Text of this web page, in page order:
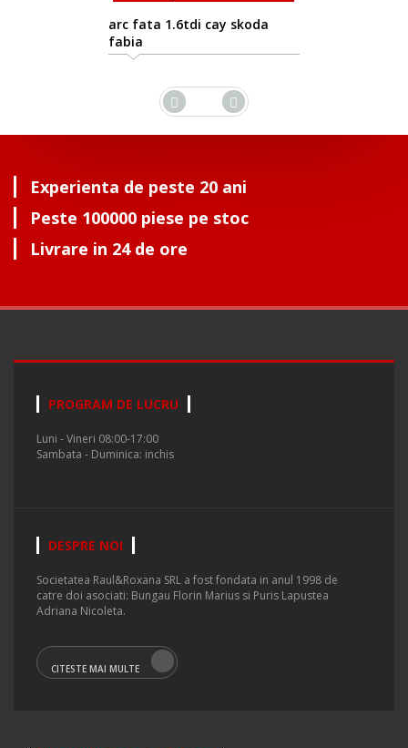
arc fata 1.6tdi cay skoda
Experienta de peste 20 ani
Peste 100000 piese pe stoc
Livrare in 24 de ore
PROGRAM DE LUCRU
Luni - Vineri 08:00-17:00
Sambata - Duminica: inchis
DESPRE NOI
Societatea Raul&Roxana SRL a fost fondata in anul 1998 de
catre doi asociati: Bungau Florin Marius si Puris Lapustea
Adriana Nicoleta.
CITESTE MAI MULTE